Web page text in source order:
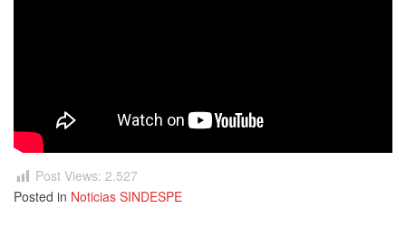
Post Views: 2.527
Posted in Noticias SINDESPE